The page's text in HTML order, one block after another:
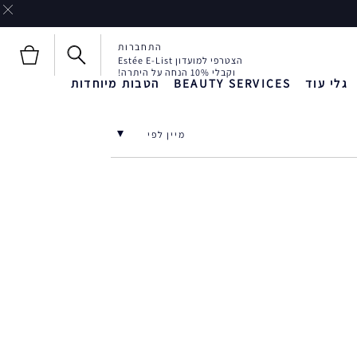
הצטרפי למועדון Estée E-List
וקבלי 10% הנחה על היתרה!
התחברות
גלי עוד BEAUTY SERVICES הטבות מיוחדות
מיין לפי